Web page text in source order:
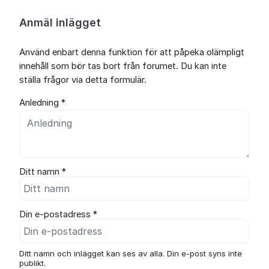
Anmäl inlägget
Använd enbart denna funktion för att påpeka olämpligt
innehåll som bör tas bort från forumet. Du kan inte
ställa frågor via detta formulär.
Anledning *
Ditt namn *
Din e-postadress *
Ditt namn och inlägget kan ses av alla. Din e-post syns inte
publikt.